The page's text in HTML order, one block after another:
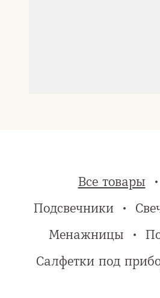
Все товары
Подсвечники
Менажницы
Салфетки под